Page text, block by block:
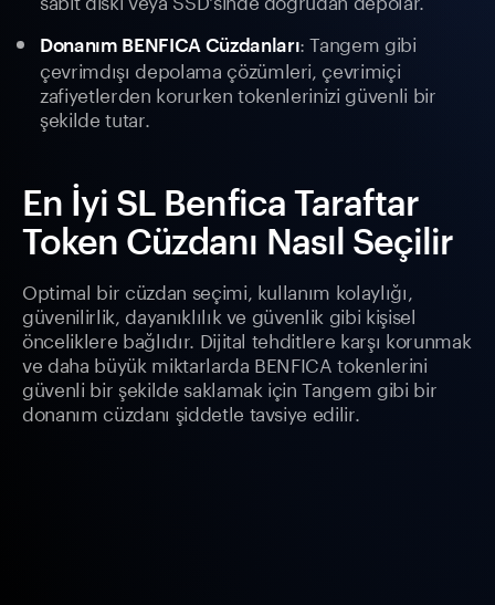
Donanım BENFICA Cüzdanları: Tangem gibi
çevrimdışı depolama çözümleri, çevrimiçi
zafiyetlerden korurken tokenlerinizi güvenli bir
şekilde tutar.
En İyi SL Benfica Taraftar
Token Cüzdanı Nasıl Seçilir
Optimal bir cüzdan seçimi, kullanım kolaylığı,
güvenilirlik, dayanıklılık ve güvenlik gibi kişisel
önceliklere bağlıdır. Dijital tehditlere karşı korunmak
ve daha büyük miktarlarda BENFICA tokenlerini
güvenli bir şekilde saklamak için Tangem gibi bir
donanım cüzdanı şiddetle tavsiye edilir.